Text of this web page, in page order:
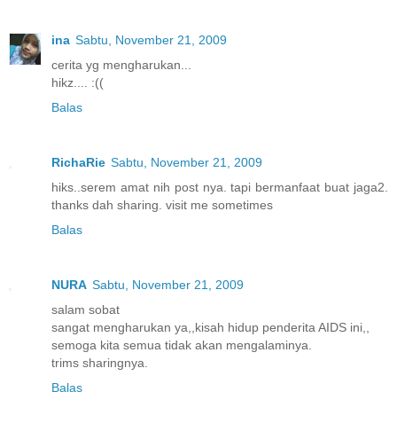
ina Sabtu, November 21, 2009
cerita yg mengharukan...
hikz.... :((
Balas
RichaRie Sabtu, November 21, 2009
hiks..serem amat nih post nya. tapi bermanfaat buat jaga2.
thanks dah sharing. visit me sometimes
Balas
NURA Sabtu, November 21, 2009
salam sobat
sangat mengharukan ya,,kisah hidup penderita AIDS ini,,
semoga kita semua tidak akan mengalaminya.
trims sharingnya.
Balas